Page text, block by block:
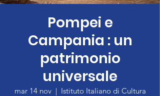
Pompei e
Campania : un
patrimonio
universale
mar 14 nov
  |
Istituto Italiano di Cultura